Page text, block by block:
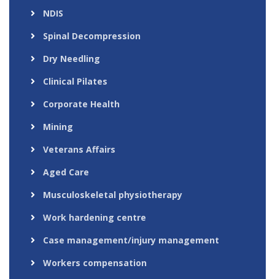
NDIS
Spinal Decompression
Dry Needling
Clinical Pilates
Corporate Health
Mining
Veterans Affairs
Aged Care
Musculoskeletal physiotherapy
Work hardening centre
Case management/injury management
Workers compensation